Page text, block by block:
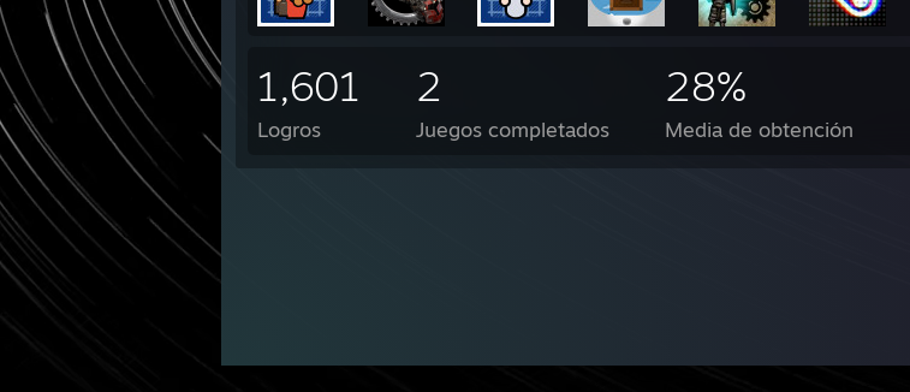
1,601
Logros
2
Juegos completados
28%
Media de obtención